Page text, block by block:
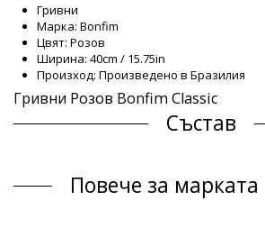
Гривни
Марка: Bonfim
Цвят: Розов
Ширина: 40cm / 15.75in
Произход: Произведено в Бразилия
Гривни Розов Bonfim Classic
Състав
Продуктова
Повече за